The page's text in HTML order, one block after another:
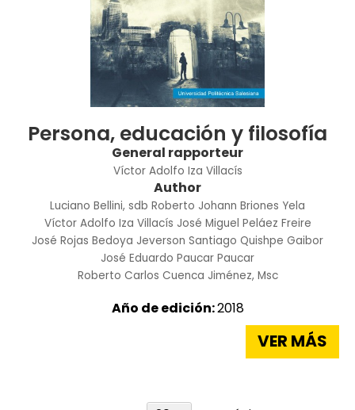
Persona, educación y filosofía
General rapporteur
Víctor Adolfo Iza Villacís
Author
Luciano Bellini, sdb Roberto Johann Briones Yela
Víctor Adolfo Iza Villacís José Miguel Peláez Freire
José Rojas Bedoya Jeverson Santiago Quishpe Gaibor
José Eduardo Paucar Paucar
Roberto Carlos Cuenca Jiménez, Msc
Año de edición:2018
VER MÁS